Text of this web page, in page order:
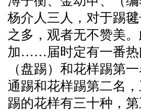
杨介人三人，对于踢
之多，观者无不赞美
加……届时定有一番热
（盘踢）和花样踢第
通踢和花样踢第二名
踢的花样有三十种，